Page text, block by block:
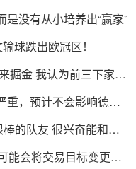
没有从小培养出“赢家”
球跌出欧冠区！
掘金 我认为前三下家是
重，预计不会影响德国
的队友 很兴奋能和他
能会将交易目标变更为